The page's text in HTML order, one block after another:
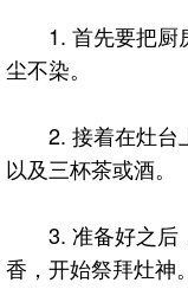
1. 首先要把厨
尘不染。
2. 接着在灶台上
以及三杯茶或酒。
3. 准备好之后
香，开始祭拜灶神。